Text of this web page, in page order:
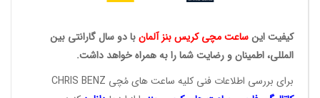
کیفیت اینساعت مچی کریسبنز آلمانبا دو سال گارانتی بین
المللی، اطمینان و رضایت شما را به همراه خواهد داشت.
برای بررسی اطلاعات فنی کلیه ساعت های مُچی CHRIS BENZ